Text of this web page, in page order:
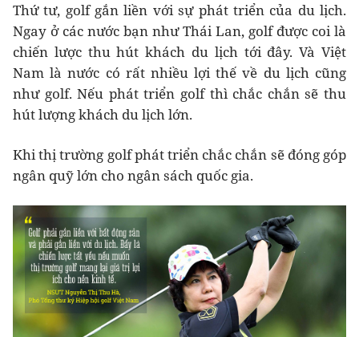
Thứ tư, golf gắn liền với sự phát triển của du lịch.
Ngay ở các nước bạn như Thái Lan, golf được coi là
chiến lược thu hút khách du lịch tới đây. Và Việt
Nam là nước có rất nhiều lợi thế về du lịch cũng
như golf. Nếu phát triển golf thì chắc chắn sẽ thu
hút lượng khách du lịch lớn.
Khi thị trường golf phát triển chắc chắn sẽ đóng góp
ngân quỹ lớn cho ngân sách quốc gia.